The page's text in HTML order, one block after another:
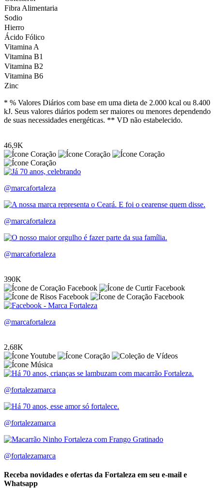
Fibra Alimentaria
Sodio
Hierro
Ácido Fólico
Vitamina A
Vitamina B1
Vitamina B2
Vitamina B6
Zinc
* % Valores Diários com base em uma dieta de 2.000 kcal ou 8.400
kJ. Seus valores diários podem ser maiores ou menores dependendo
de suas necessidades energéticas. ** VD não estabelecido.
46,9K
@marcafortaleza
@marcafortaleza
@marcafortaleza
390K
@marcafortaleza
2,68K
@fortalezamarca
@fortalezamarca
@fortalezamarca
Receba novidades e ofertas da Fortaleza em seu e-mail e
Whatsapp